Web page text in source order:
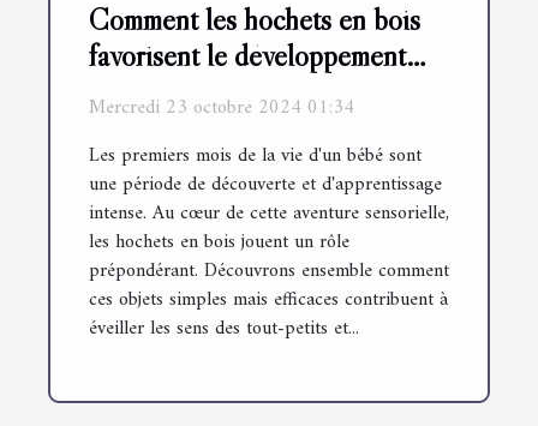
Comment les hochets en bois
favorisent le développement
sensoriel des bébés
Mercredi 23 octobre 2024 01:34
Les premiers mois de la vie d'un bébé sont
une période de découverte et d'apprentissage
intense. Au cœur de cette aventure sensorielle,
les hochets en bois jouent un rôle
prépondérant. Découvrons ensemble comment
ces objets simples mais efficaces contribuent à
éveiller les sens des tout-petits et...